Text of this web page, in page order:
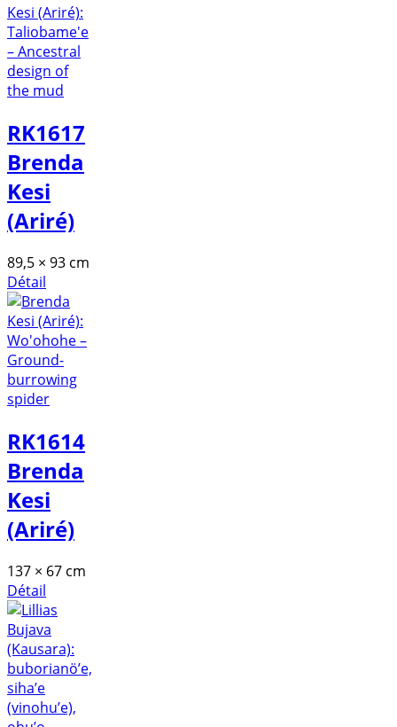
RK1617
Brenda
Kesi
(Ariré)
89,5 × 93 cm
Détail
RK1614
Brenda
Kesi
(Ariré)
137 × 67 cm
Détail